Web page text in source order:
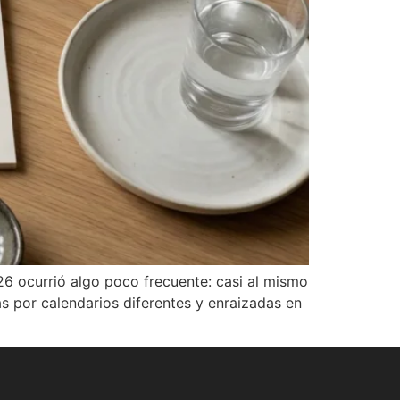
ocurrió algo poco frecuente: casi al mismo
por calendarios diferentes y enraizadas en